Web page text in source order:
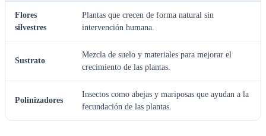
Flores
silvestres
Plantas que crecen de forma natural sin
intervención humana.
Sustrato
Mezcla de suelo y materiales para mejorar el
crecimiento de las plantas.
Polinizadores
Insectos como abejas y mariposas que ayudan a la
fecundación de las plantas.